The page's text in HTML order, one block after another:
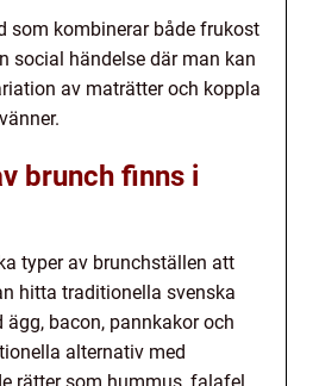
som kombinerar både frukost
social händelse där man kan
av maträtter och koppla
brunch finns i
typer av brunchställen att
hitta traditionella svenska
bacon, pannkakor och
alternativ med